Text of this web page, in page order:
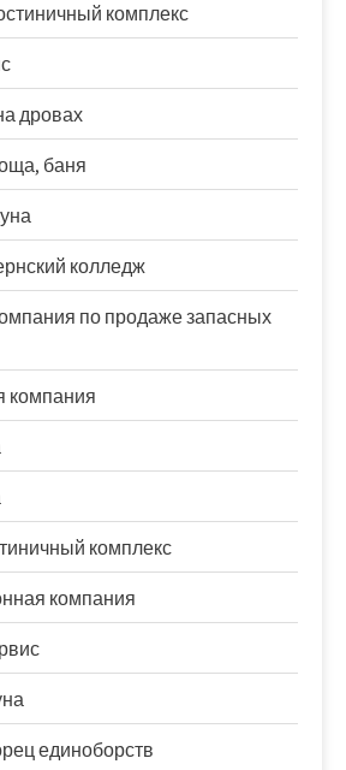
комплекс
дровах
баня
колледж
по продаже запасных
компания
комплекс
компания
единоборств